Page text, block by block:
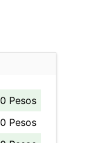
Pesos
Pesos